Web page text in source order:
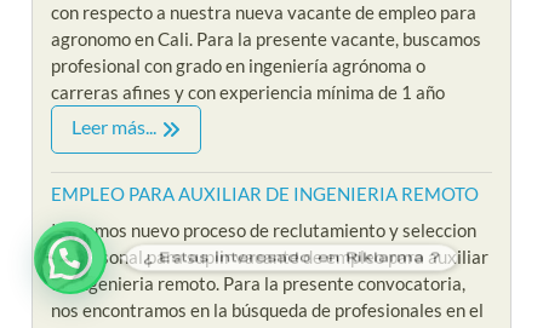
con respecto a nuestra nueva vacante de empleo para
agronomo en Cali. Para la presente vacante, buscamos
profesional con grado en ingeniería agrónoma o
carreras afines y con experiencia mínima de 1 año
Leer más...
EMPLEO PARA AUXILIAR DE INGENIERIA REMOTO
Iniciamos nuevo proceso de reclutamiento y seleccion
de personal para suplir vacante de empleo para auxiliar
de ingenieria remoto. Para la presente convocatoria,
nos encontramos en la búsqueda de profesionales en el
¿ Estas interesado en Riklarma ?